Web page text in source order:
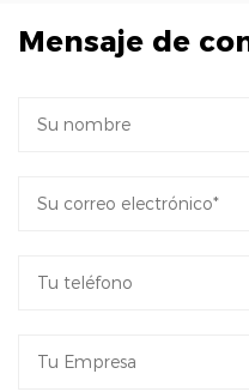
Mensaje de